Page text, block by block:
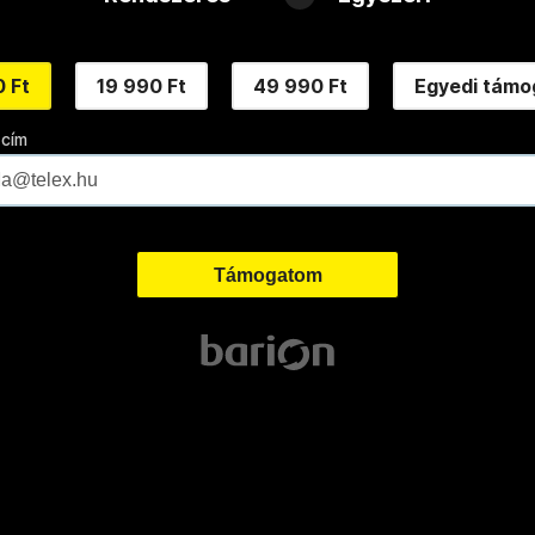
Ft 19 990 Ft 49 990 Ft Egyedi